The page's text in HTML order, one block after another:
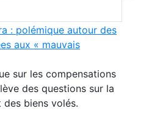
: polémique autour des
aux « mauvais
sur les compensations
des questions sur la
biens volés.